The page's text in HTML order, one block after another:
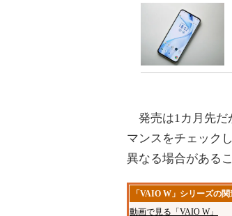
発売は1カ月先だ
マンスをチェック
異なる場合がある
「VAIO W」シリーズの
動画で見る「VAIO W」